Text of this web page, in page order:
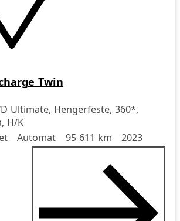
Twin
Ultimate, Hengerfeste, 360*,
H/K
Automat 95 611 km 2023